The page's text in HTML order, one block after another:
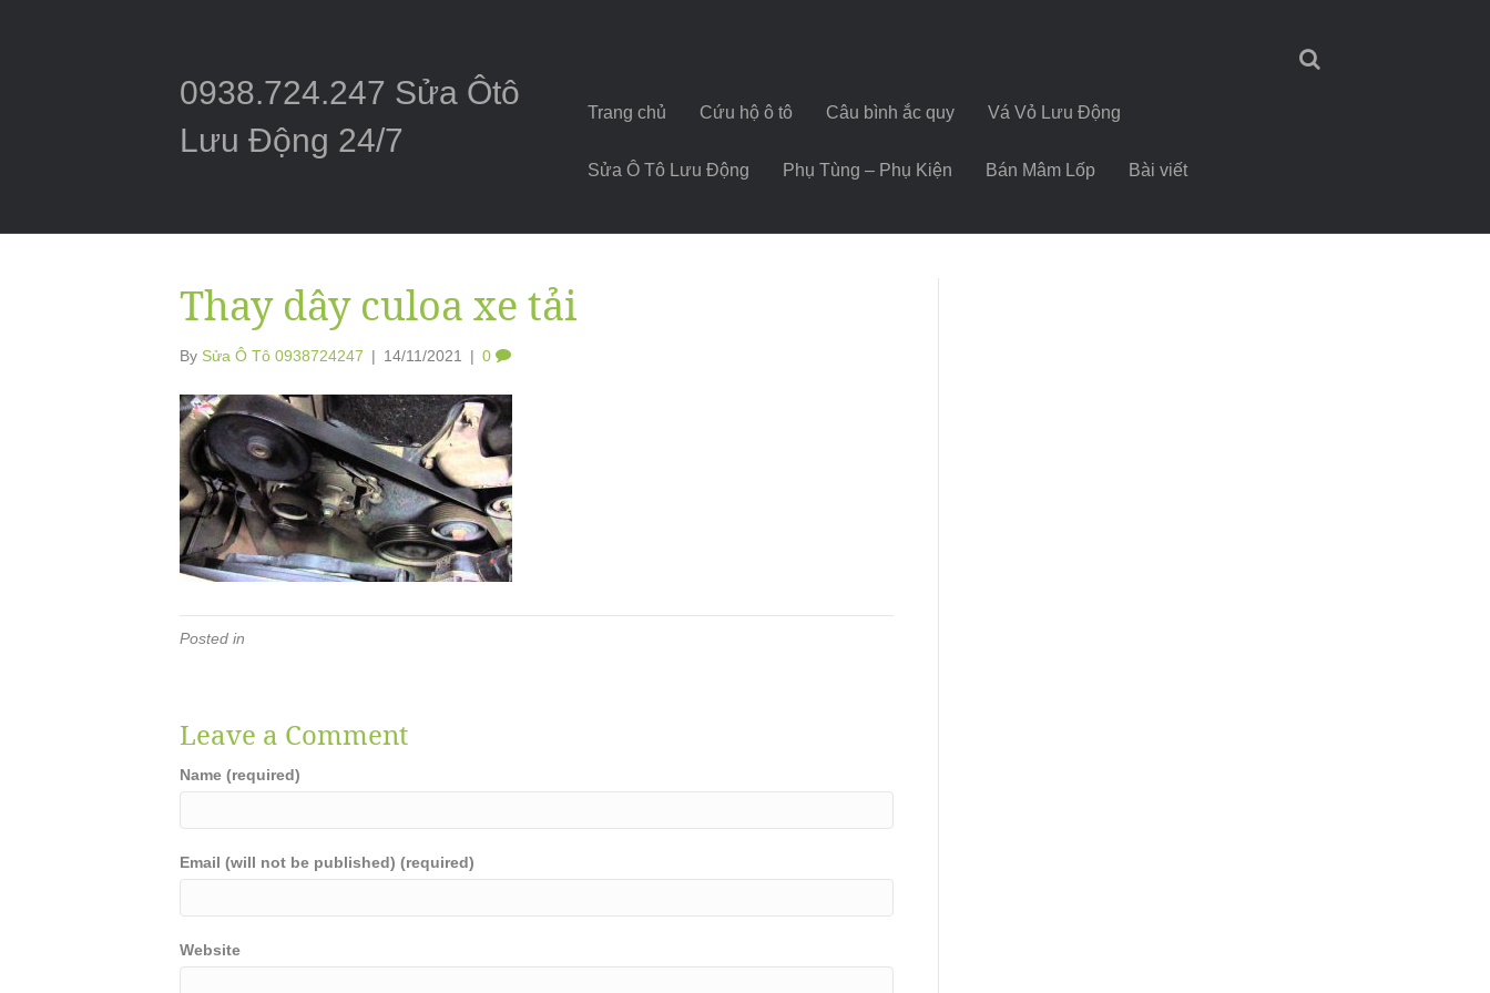
0938.724.247 Sửa Ôtô
Lưu Động 24/7
Trang chủ Cứu hộ ô tô Câu bình ắc quy Vá Vỏ Lưu Động
Sửa Ô Tô Lưu Động Phụ Tùng – Phụ Kiện Bán Mâm Lốp Bài viết
Thay dây culoa xe tải
By Sửa Ô Tô 0938724247 | 14/11/2021 | 0
Posted in
Leave a Comment
Name (required)
Email (will not be published) (required)
Website